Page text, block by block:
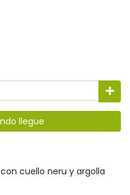
llegue
cuello neru y argolla